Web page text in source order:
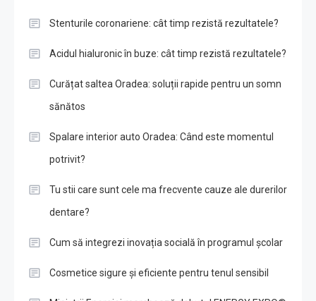
Stenturile coronariene: cât timp rezistă rezultatele?
Acidul hialuronic în buze: cât timp rezistă rezultatele?
Curățat saltea Oradea: soluții rapide pentru un somn
sănătos
Spalare interior auto Oradea: Când este momentul
potrivit?
Tu stii care sunt cele ma frecvente cauze ale durerilor
dentare?
Cum să integrezi inovația socială în programul școlar
Cosmetice sigure și eficiente pentru tenul sensibil